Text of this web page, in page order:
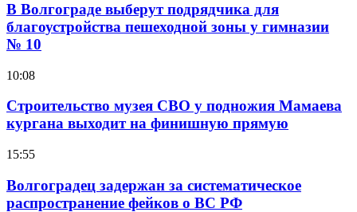
В Волгограде выберут подрядчика для
благоустройства пешеходной зоны у гимназии
№ 10
10:08
Строительство музея СВО у подножия Мамаева
кургана выходит на финишную прямую
15:55
Волгоградец задержан за систематическое
распространение фейков о ВС РФ